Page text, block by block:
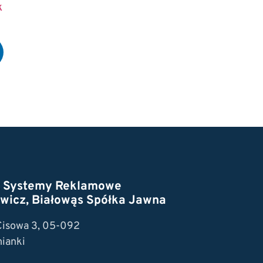
Reklamowe
Białowąs Spółka Jawna
3, 05-092